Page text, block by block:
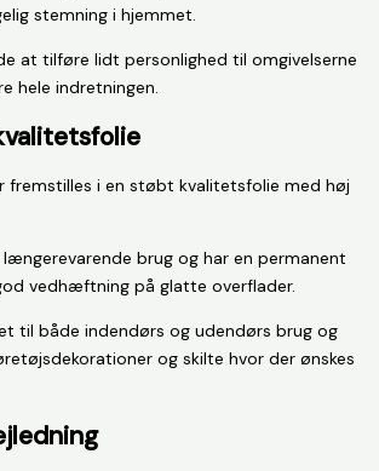
stemning i hjemmet.
at tilføre lidt personlighed til omgivelserne
hele indretningen.
fremstilles i en støbt kvalitetsfolie med høj
brug og har en permanent
vedhæftning på glatte overflader.
til både indendørs og udendørs brug og
og skilte hvor der ønskes